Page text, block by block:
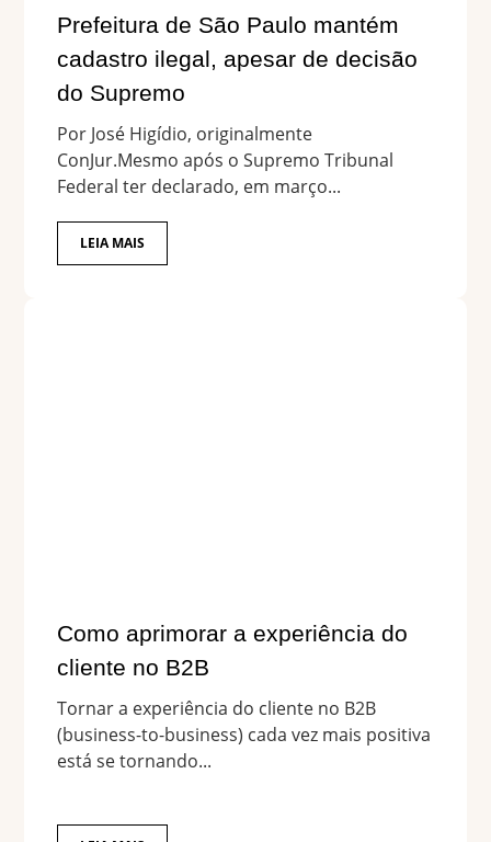
Prefeitura de São Paulo mantém
cadastro ilegal, apesar de decisão
do Supremo
Por José Higídio, originalmente
ConJur.Mesmo após o Supremo Tribunal
Federal ter declarado, em março...
LEIA MAIS
Como aprimorar a experiência do
cliente no B2B
Tornar a experiência do cliente no B2B
(business-to-business) cada vez mais positiva
está se tornando...